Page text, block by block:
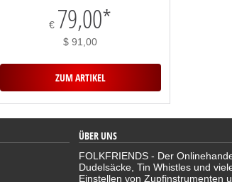
€ 79,00*
$ 91,00
ZUM ARTIKEL
ÜBER UNS
FOLKFRIENDS - Der
Dudelsäcke, Tin Whistles und
Einstellen von Zupfinstrumenten